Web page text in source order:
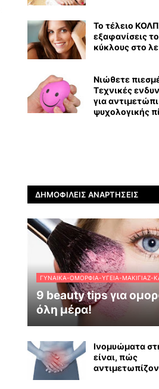
Το τέλειο
εξαφανίσεις
κύκλους στο
Νιώθετε
Τεχνικές
για
ψυχολογικής
ΔΗΜΟΦΙΛΕΊΣ ΑΝΑΡΤΉΣΕΙΣ
ΓΥΝΑΊΚΑ-ΟΜΟΡΦΙΆ-ΥΓΕΊΑ-ΜΑΚΙΓΙΆΖ-
9 beauty tips για
όλη μέρα!
Ινομυώματα
είναι, πώς